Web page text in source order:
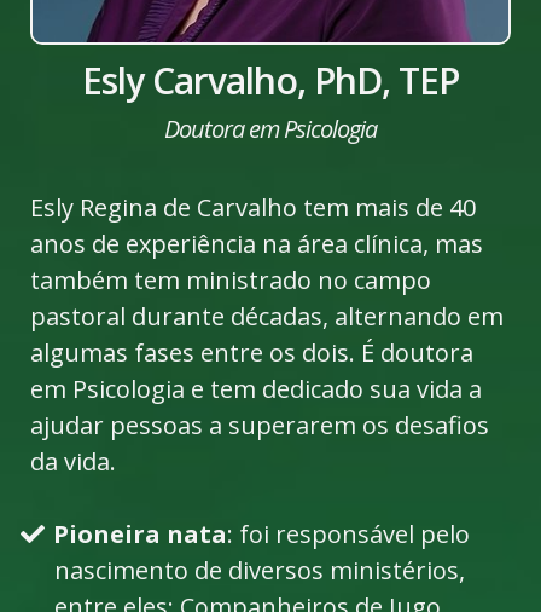
Esly Carvalho, PhD, TEP
Doutora em Psicologia
Esly Regina de Carvalho tem mais de 40
anos de experiência na área clínica, mas
também tem ministrado no campo
pastoral durante décadas, alternando em
algumas fases entre os dois. É doutora
em Psicologia e tem dedicado sua vida a
ajudar pessoas a superarem os desafios
da vida.
Pioneira nata: foi responsável pelo
nascimento de diversos ministérios,